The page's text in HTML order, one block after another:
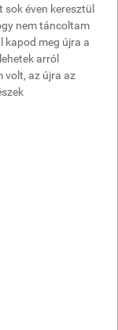
éven keresztül
nem táncoltam
kapod meg újra a
arról
volt, az újra az